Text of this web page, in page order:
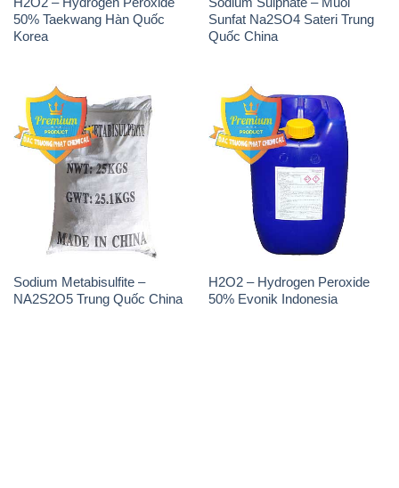
Sodium Metabisulfite –
NA2S2O5 Trung Quốc China
H2O2 – Hydrogen Peroxide
50% Evonik Indonesia